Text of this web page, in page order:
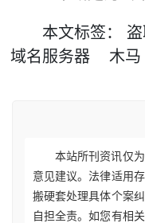
本文标签：
域名服务器
木马
本站所刊资讯仅
意见建议。法律适用
搬硬套处理具体个案
自担全责。如您有相